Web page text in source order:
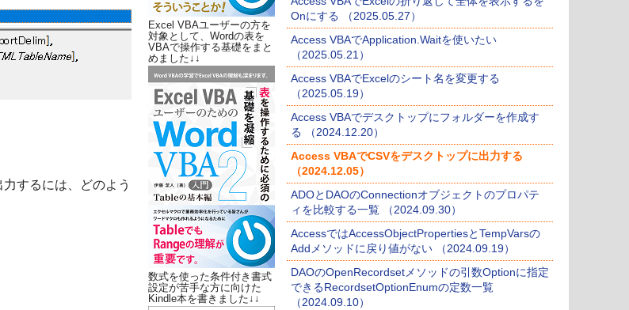
するには、どのよう
Excel VBAユーザーの方を
対象として、Wordの表を
VBAで操作する基礎をまと
めました↓↓
数式を使った条件付き書式
設定が苦手な方に向けた
Kindle本を書きました↓↓
Onにする （2025.05.27）
Access VBAでApplication.Waitを使いたい
（2025.05.21）
Access VBAでExcelのシート名を変更する
（2025.05.19）
Access VBAでデスクトップにフォルダーを作成す
る （2024.12.20）
Access VBAでCSVをデスクトップに出力する
（2024.12.05）
ADOとDAOのConnectionオブジェクトのプロパテ
ィを比較する一覧 （2024.09.30）
AccessではAccessObjectPropertiesとTempVarsの
Addメソッドに戻り値がない （2024.09.19）
DAOのOpenRecordsetメソッドの引数Optionに指定
できるRecordsetOptionEnumの定数一覧
（2024.09.10）